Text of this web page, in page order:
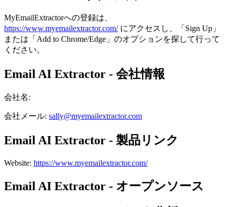
MyEmailExtractorへの登録は、
https://www.myemailextractor.com/にアクセスし、「Sign Up」
または「Add to Chrome/Edge」のオプションを探して行って
ください。
Email AI Extractor - 会社情報
会社名:
会社メール: sally@myemailextractor.com
Email AI Extractor - 製品リンク
Website: https://www.myemailextractor.com/
Email AI Extractor - オープンソース